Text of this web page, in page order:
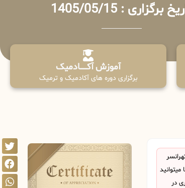
برگزاری : 1405/05/15
آموزش آکـــــــادمیک
برگزاری دوره های آکادمیک و ترمیک
در